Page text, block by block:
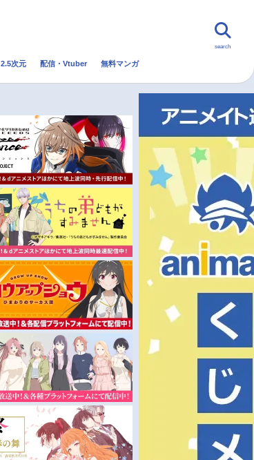
トレンド 無料マンガ
秋アニメ
冬アニメ
search
2.5次元 配信・Vtuber 無料マンガ